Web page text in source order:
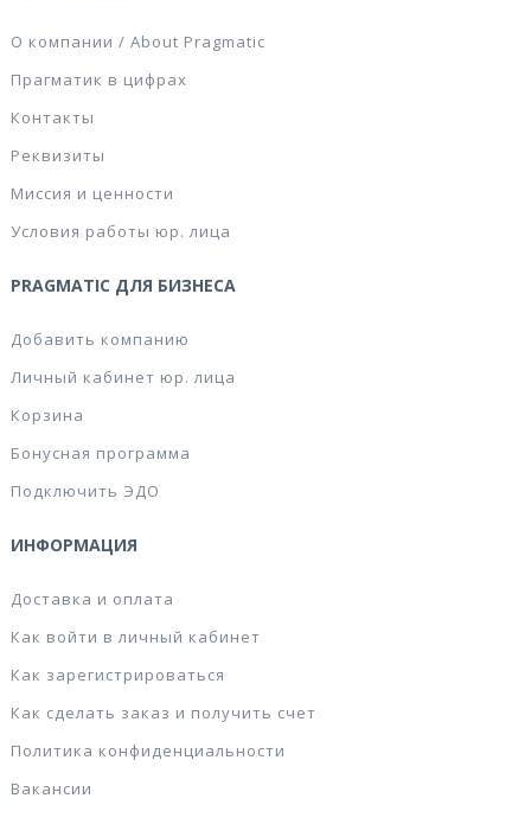
О компании / About Pragmatic
Прагматик в цифрах
Контакты
Реквизиты
Миссия и ценности
Условия работы юр. лица
PRAGMATIC ДЛЯ БИЗНЕСА
Добавить компанию
Личный кабинет юр. лица
Корзина
Бонусная программа
Подключить ЭДО
ИНФОРМАЦИЯ
Доставка и оплата
Как войти в личный кабинет
Как зарегистрироваться
Как сделать заказ и получить счет
Политика конфиденциальности
Вакансии